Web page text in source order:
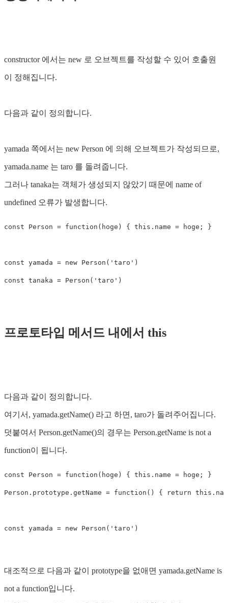
constructor 에서는 new 로 오브젝트를 작성할 수 있어 호출원
이 정해집니다.
다음과 같이 정의합니다.
yamada 쪽에서는 new Person 에 의해 오브젝트가 작성되므로,
yamada.name 는 taro 를 돌려줍니다.
그러나 tanaka는 객체가 생성되지 않았기 때문에 name of
undefined 오류가 발생합니다.
const Person = function ( hoge ) { this . name = hoge ; }
const yamada = new Person ( ' taro ' )
const tanaka = Person ( ' taro ' )
프로토타입 메서드 내에서 this
다음과 같이 정의합니다.
여기서, yamada.getName() 라고 하면, taro가 돌려주어집니다.
덧붙여서 Person.getName()의 경우는 Person.getName is not a
function이 됩니다.
const Person = function ( hoge ) { this . name = hoge ; }
Person . prototype . getName = function () { return this .
const yamada = new Person ( ' taro ' )
대조적으로 다음과 같이 prototype을 없애면 yamada.getName is
not a function입니다.